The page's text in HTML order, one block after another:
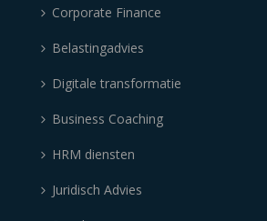
Corporate Finance
Belastingadvies
Digitale transformatie
Business Coaching
HRM diensten
Juridisch Advies